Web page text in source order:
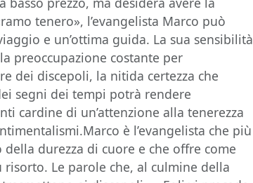
tenero», l’evangelista Marco può
e un’ottima guida. La sua sensibilità
preoccupazione costante per
dei discepoli, la nitida certezza che
segni dei tempi potrà rendere
cardine di un’attenzione alla tenerezza
è l’evangelista che più
durezza di cuore e che offre come
Le parole che, al culmine della